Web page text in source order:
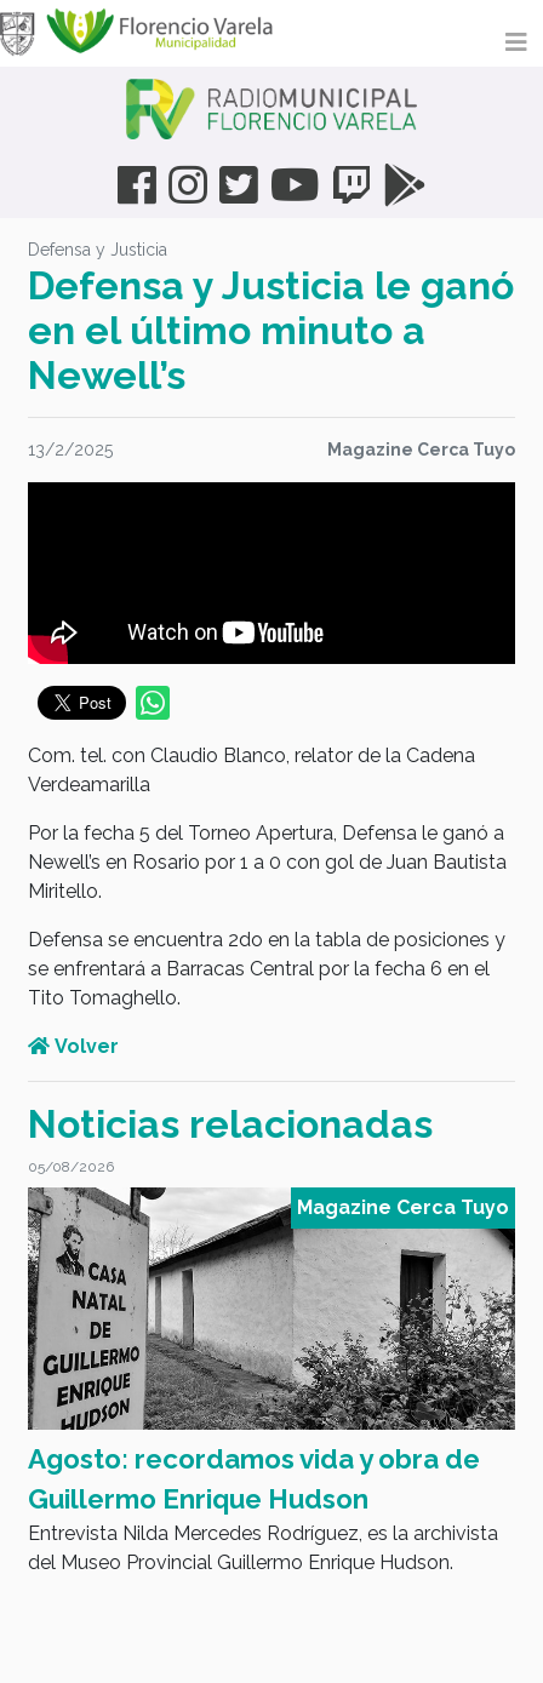
Defensa y Justicia
Defensa y Justicia le ganó
en el último minuto a
Newell’s
13/2/2025 Magazine Cerca Tuyo
Com. tel. con Claudio Blanco, relator de la Cadena
Verdeamarilla
Por la fecha 5 del Torneo Apertura, Defensa le ganó a
Newell’s en Rosario por 1 a 0 con gol de Juan Bautista
Miritello.
Defensa se encuentra 2do en la tabla de posiciones y
se enfrentará a Barracas Central por la fecha 6 en el
Tito Tomaghello.
Volver
Noticias relacionadas
05/08/2026
Magazine Cerca Tuyo
Agosto: recordamos vida y obra de
Guillermo Enrique Hudson
Entrevista Nilda Mercedes Rodríguez, es la archivista
del Museo Provincial Guillermo Enrique Hudson.